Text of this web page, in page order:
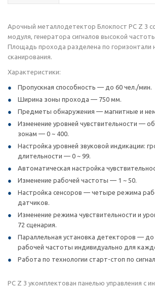
Арочный металлодетектор Блокпост PC Z 3
модуля, генератора сигналов высокой
Площадь прохода разделена по горизонтали
сканирования.
Характеристики:
Пропускная способность — до 60 чел./мин.
Ширина зоны прохода — 750 мм.
Предметы обнаружения — магнитные и
Изменение уровней чувствительности —
зонам — 0 ~ 400.
Настройка уровней звуковой индикации:
длительности — 0 ~ 99.
Автоматическая настройка
Изменение рабочей частоты — 1 ~ 50.
Настройка сенсоров — четыре режима
датчиков.
Изменение режима чувствительности и
72 сценария.
Параллельная установка детекторов — до
рабочей частоты индивидуально для
Работа по технологии старт-стоп по
PC Z 3 укомплектован панелью управления с